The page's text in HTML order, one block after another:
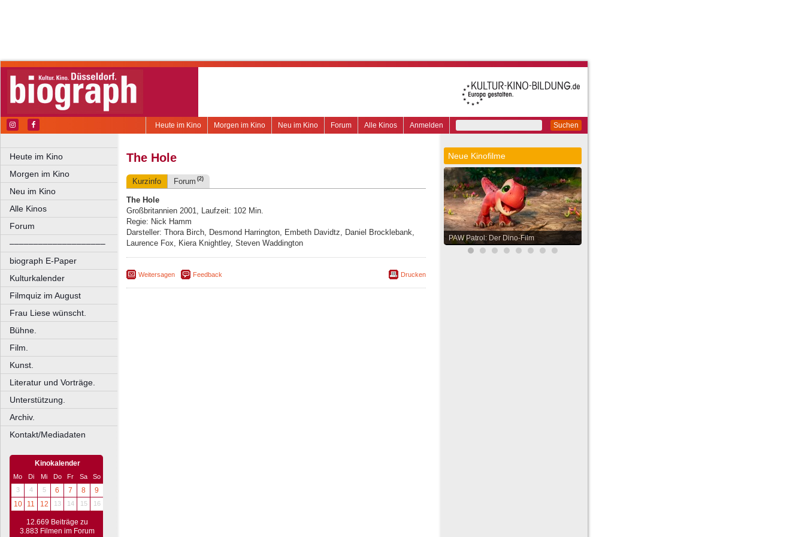
Suchen
Anmelden
Alle Kinos
Forum
Neu im Kino
Morgen im Kino
Heute im Kino
Heute im Kino
Morgen im Kino
Neu im Kino
Alle Kinos
Forum
––––––––––––––––––––
biograph E-Paper
Kulturkalender
Filmquiz im August
Frau Liese wünscht.
Bühne.
Film.
Kunst.
Literatur und Vorträge.
Unterstützung.
Archiv.
Kontakt/Mediadaten
Kinokalender
Mo Di Mi Do Fr Sa
So
3
4 5 6 7 8
9
10
11 12 13 14 15 16
12.669 Beiträge zu
3.883 Filmen im Forum
The Hole
Kurzinfo Forum (2)
The Hole
Großbritannien 2001, Laufzeit: 102 Min.
Regie: Nick Hamm
Darsteller: Thora Birch, Desmond Harrington, Embeth Davidtz, Daniel Brocklebank,
Laurence Fox, Kiera Knightley, Steven Waddington
Weitersagen Feedback Drucken
Neue Kinofilme
PAW Patrol: Der Dino-Film